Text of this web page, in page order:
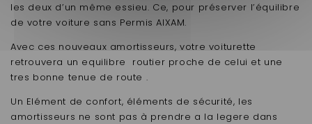
les deux d’un même essieu. Ce, pour préserver l’équilibre
de votre voiture sans Permis AIXAM.
Avec ces nouveaux amortisseurs, votre voiturette
retrouvera un equilibre routier proche de celui et une
tres bonne tenue de route .
Un Elément de confort, éléments de sécurité, les
amortisseurs ne sont pas à prendre a la legere dans